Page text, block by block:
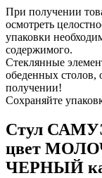
При получении
осмотреть
упаковки
содержимого.
Стеклянные
обеденных столов,
получении!
Сохраняйте
Стул
цвет
ЧЕРНЫЙ